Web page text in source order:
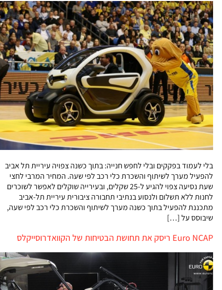
בלי לעמוד בפקקים ובלי לחפש חנייה: בתוך כשנה צפויה עיריית תל אביב
להפעיל מערך לשיתוף והשכרת כלי רכב לפי שעה. המחיר המרבי לחצי
שעת נסיעה צפוי להגיע ל-25 שקלים, ובעירייה שוקלים לאפשר לשוכרים
לחנות ללא תשלום ולנסוע בנתיבי תחבורה ציבורית עיריית תל-אביב
מתכננת להפעיל בתוך כשנה מערך לשיתוף והשכרת כלי רכב לפי שעה,
שיבוסס על […]
Euro NCAP ריסק את תחושת הבטיחות של הקוואדרוסייקלס